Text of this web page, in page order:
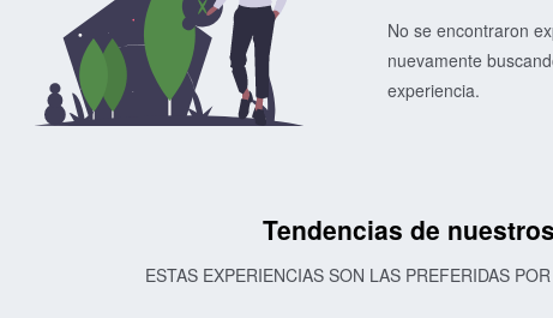
No se encontraron
nuevamente
experiencia.
Tendencias de
ESTAS EXPERIENCIAS SON LAS PREFERIDAS